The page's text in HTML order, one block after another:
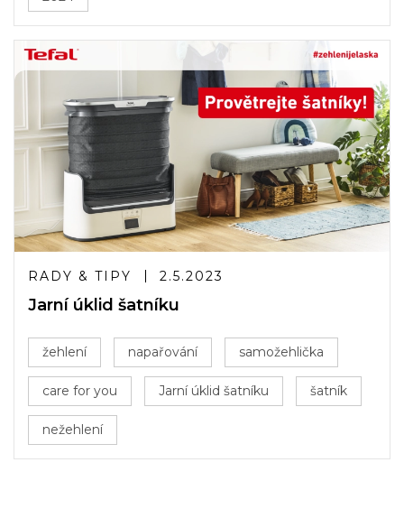
RADY & TIPY 2.5.2023
Jarní úklid šatníku
žehlení napařování samožehlička
care for you Jarní úklid šatníku šatník
nežehlení